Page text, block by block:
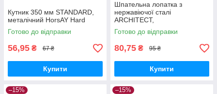
Кутник 350 мм STANDARD,
металічний HorsAY Hard
Готово до відправки
56,95 ₴ 67 ₴
Купити
Шпательна лопатка з
нержавіючої сталі
ARCHITECT,
двохкомпонентна ручка
120мм HorsAY Hard
Готово до відправки
80,75 ₴ 95 ₴
Купити
–15% –15%